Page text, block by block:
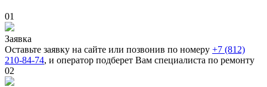
01
Заявка
Оставьте заявку на сайте или позвонив по номеру +7 (812)
210-84-74, и оператор подберет Вам специалиста по ремонту
02